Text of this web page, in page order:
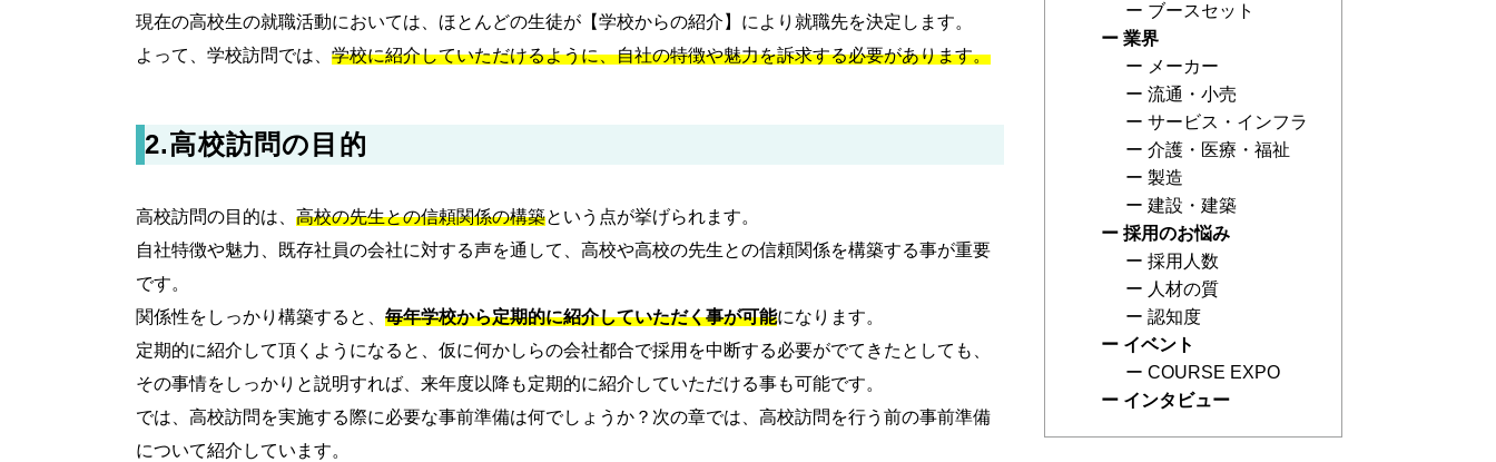
現在の高校生の就職活動においては、ほとんどの生徒が【学校からの紹介】により就職先を決定します。
よって、学校訪問では、 学校に紹介していただけるように、自社の特徴や魅力を訴求する必要があります。
2.高校訪問の目的
高校訪問の目的は、 高校の先生との信頼関係の構築という点が挙げられます。
自社特徴や魅力、既存社員の会社に対する声を通して、高校や高校の先生との信頼関係を構築する事が重要
です。
関係性をしっかり構築すると、 毎年学校から定期的に紹介していただく事が可能になります。
定期的に紹介して頂くようになると、仮に何かしらの会社都合で採用を中断する必要がでてきたとしても、
その事情をしっかりと説明すれば、来年度以降も定期的に紹介していただける事も可能です。
では、高校訪問を実施する際に必要な事前準備は何でしょうか？次の章では、高校訪問を行う前の事前準備
について紹介しています。
ブースセット
業界
メーカー
流通・小売
サービス・インフラ
介護・医療・福祉
製造
建設・建築
採用のお悩み
採用人数
人材の質
認知度
イベント
COURSE EXPO
インタビュー